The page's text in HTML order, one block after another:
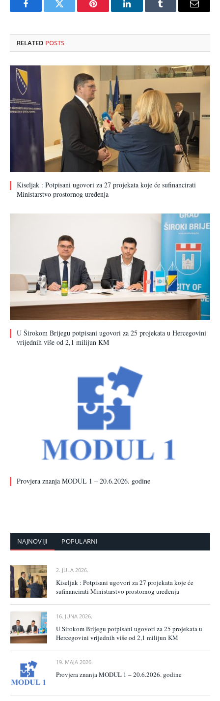
FacebookTwitter Pinterest LinkedInTumblr Email
RELATED POSTS
Kiseljak : Potpisani ugovori za 27 projekata koje će sufinancirati
Ministarstvo prostornog uređenja
U Širokom Brijegu potpisani ugovori za 25 projekata u Hercegovini
vrijednih više od 2,1 milijun KM
Provjera znanja MODUL 1 – 20.6.2026. godine
NAJNOVIJI POPULARNI
2. JULA 2026.
Kiseljak : Potpisani ugovori za 27 projekata koje će
sufinancirati Ministarstvo prostornog uređenja
16. JUNA 2026.
U Širokom Brijegu potpisani ugovori za 25 projekata u
Hercegovini vrijednih više od 2,1 milijun KM
19. MAJA 2026.
Provjera znanja MODUL 1 – 20.6.2026. godine